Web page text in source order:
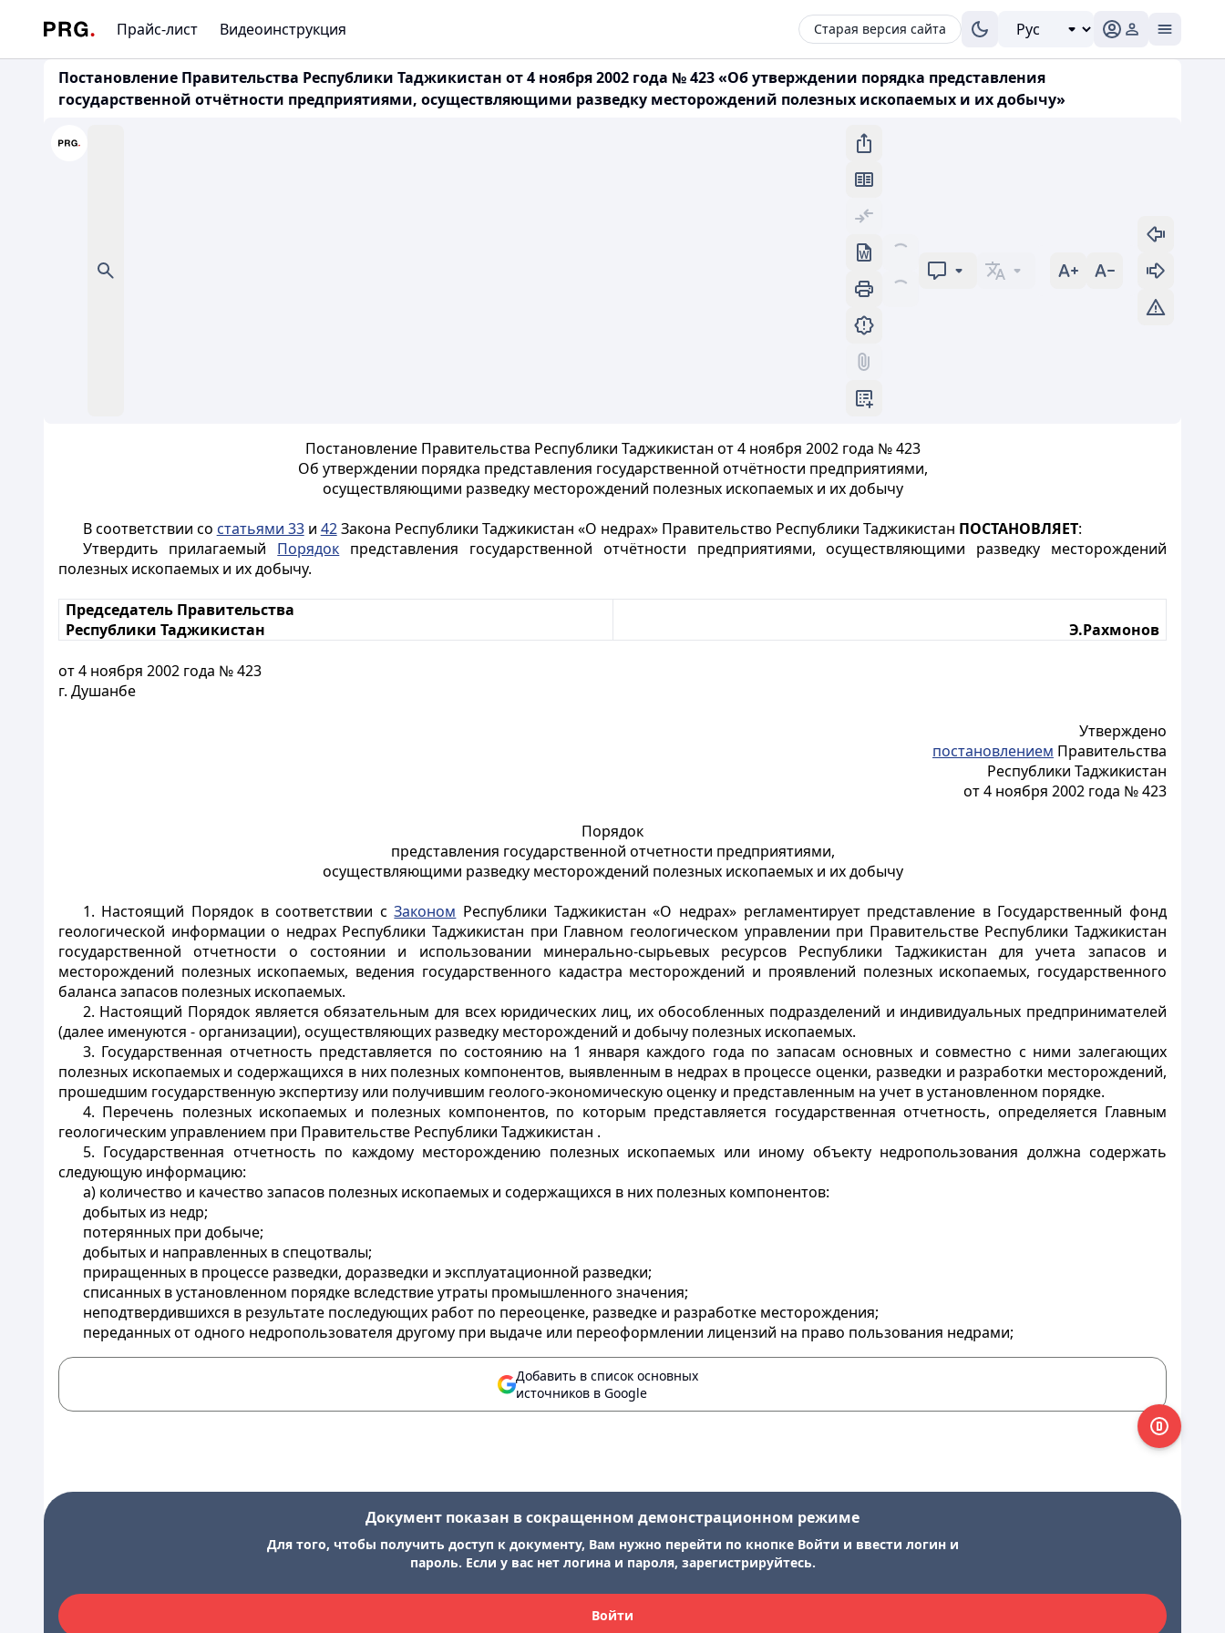
Прайс-лист Видеоинструкция Старая версия сайта
Постановление Правительства Республики Таджикистан от 4 ноября 2002 года № 423 «Об утверждении порядка представления
государственной отчётности предприятиями, осуществляющими разведку месторождений полезных ископаемых и их добычу»
Постановление Правительства Республики Таджикистан от 4 ноября 2002 года № 423
Об утверждении порядка представления государственной отчётности предприятиями,
осуществляющими разведку месторождений полезных ископаемых и их добычу
В соответствии со статьями 33и 42Закона Республики Таджикистан «О недрах» Правительство Республики Таджикистан ПОСТАНОВЛЯЕТ:
Утвердить прилагаемый Порядок представления государственной отчётности предприятиями, осуществляющими разведку месторождений
полезных ископаемых и их добычу.
Председатель Правительства
Республики Таджикистан
Э.Рахмонов
от 4 ноября 2002 года № 423
г. Душанбе
Утверждено
постановлением Правительства
Республики Таджикистан
от 4 ноября 2002 года № 423
Порядок
представления государственной отчетности предприятиями,
осуществляющими разведку месторождений полезных ископаемых и их добычу
1. Настоящий Порядок в соответствии сЗаконом Республики Таджикистан «О недрах» регламентирует представление в Государственный фонд
геологической информации о недрах Республики Таджикистан при Главном геологическом управлении при Правительстве Республики Таджикистан
государственной отчетности о состоянии и использовании минерально-сырьевых ресурсов Республики Таджикистан для учета запасов и
месторождений полезных ископаемых, ведения государственного кадастра месторождений и проявлений полезных ископаемых, государственного
баланса запасов полезных ископаемых.
2. Настоящий Порядок является обязательным для всех юридических лиц, их обособленных подразделений и индивидуальных предпринимателей
(далее именуются - организации), осуществляющих разведку месторождений и добычу полезных ископаемых.
3. Государственная отчетность представляется по состоянию на 1 января каждого года по запасам основных и совместно с ними залегающих
полезных ископаемых и содержащихся в них полезных компонентов, выявленным в недрах в процессе оценки, разведки и разработки месторождений,
прошедшим государственную экспертизу или получившим геолого-экономическую оценку и представленным на учет в установленном порядке.
4. Перечень полезных ископаемых и полезных компонентов, по которым представляется государственная отчетность, определяется Главным
геологическим управлением при Правительстве Республики Таджикистан .
5. Государственная отчетность по каждому месторождению полезных ископаемых или иному объекту недропользования должна содержать
следующую информацию:
а) количество и качество запасов полезных ископаемых и содержащихся в них полезных компонентов:
добытых из недр;
потерянных при добыче;
добытых и направленных в спецотвалы;
приращенных в процессе разведки, доразведки и эксплуатационной разведки;
списанных в установленном порядке вследствие утраты промышленного значения;
неподтвердившихся в результате последующих работ по переоценке, разведке и разработке месторождения;
переданных от одного недропользователя другому при выдаче или переоформлении лицензий на право пользования недрами;
Добавить в список основных
источников в Google
Документ показан в сокращенном демонстрационном режиме
Для того, чтобы получить доступ к документу, Вам нужно перейти по кнопке Войти и ввести логин и
пароль. Если у вас нет логина и пароля, зарегистрируйтесь.
Войти